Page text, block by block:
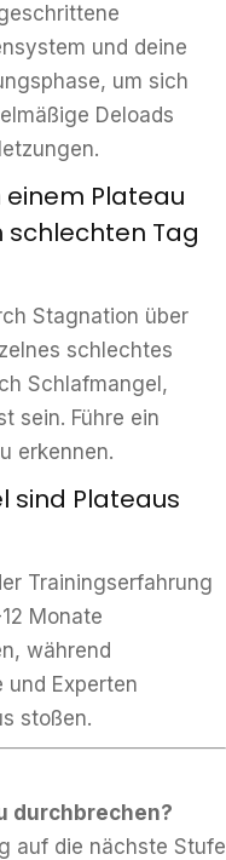
und deine
um sich
Deloads
einem Plateau
schlechten Tag
Stagnation über
schlechtes
Schlafmangel,
sein. Führe ein
erkennen.
sind Plateaus
Trainingserfahrung
Monate
während
und Experten
stoßen.
durchbrechen?
auf die nächste Stufe